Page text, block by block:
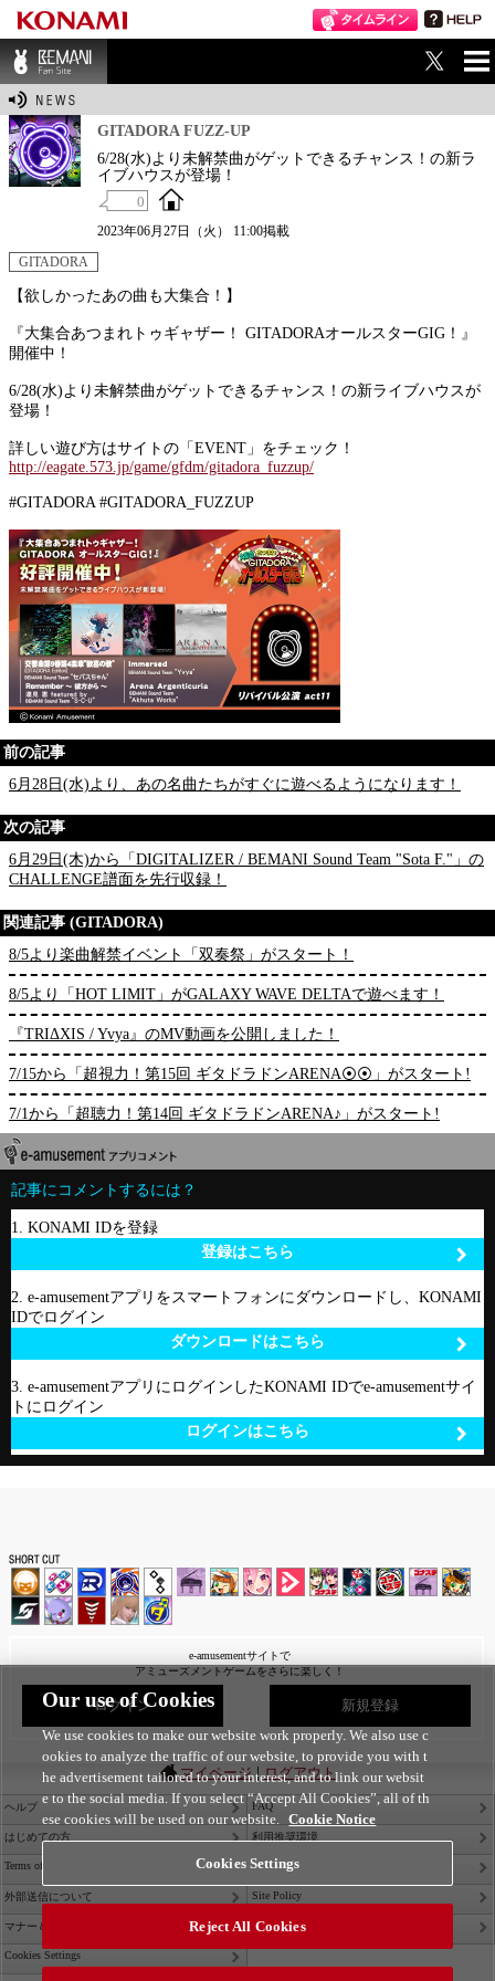
BEMANI Fan Sit
GITADORA FUZZ-UP
6/28(水)より未解禁曲がゲットできるチャンス！の新ラ
イブハウスが登場！
0
2023年06月27日（火） 11:00掲載
GITADORA
【欲しかったあの曲も大集合！】
『大集合あつまれトゥギャザー！ GITADORAオールスターGIG！』
開催中！
6/28(水)より未解禁曲がゲットできるチャンス！の新ライブハウスが
登場！
詳しい遊び方はサイトの「EVENT」をチェック！
http://eagate.573.jp/game/gfdm/gitadora_fuzzup/
#GITADORA #GITADORA_FUZZUP
前の記事
6月28日(水)より、あの名曲たちがすぐに遊べるようになります！
次の記事
6月29日(木)から「DIGITALIZER / BEMANI Sound Team "Sota F."」の
CHALLENGE譜面を先行収録！
関連記事 (GITADORA)
8/5より楽曲解禁イベント「双奏祭」がスタート！
8/5より「HOT LIMIT」がGALAXY WAVE DELTAで遊べます！
『TRIΔXIS / Yvya』のMV動画を公開しました！
7/15から「超視力！第15回 ギタドラドンARENA⦿⦿」がスタート!
7/1から「超聴力！第14回 ギタドラドンARENA♪」がスタート!
記事にコメントするには？
1. KONAMI IDを登録
登録はこちら
2. e-amusementアプリをスマートフォンにダウンロードし、KONAMI
IDでログイン
ダウンロードはこちら
3. e-amusementアプリにログインしたKONAMI IDでe-amusementサイ
トにログイン
ログインはこちら
e-amusementサイトで
アミューズメントゲームをさらに楽しく！
ログイン 新規登録
マイページ|ログアウト
ヘルプ FAQ
はじめての方 利用推奨環境
Terms of Service Privacy Policy
外部送信について Site Policy
マナー＆ルール Contact Us
Cookies Settings
Our use of Cookies
We use cookies to make our website work properly. We also use c
ookies to analyze the traffic of our website, to provide you with t
he advertisement tailored to your interest, and to link our websit
e to the social media. If you select “Accept All Cookies”, all of th
ese cookies will be used on our website. Cookie Notice
Cookies Settings
Reject All Cookies